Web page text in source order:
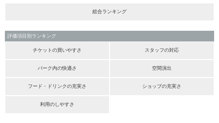
総合ランキング
評価項目別ランキング
チケットの買いやすさ スタッフの対応
パーク内の快適さ 空間演出
フード・ドリンクの充実さ ショップの充実さ
利用のしやすさ